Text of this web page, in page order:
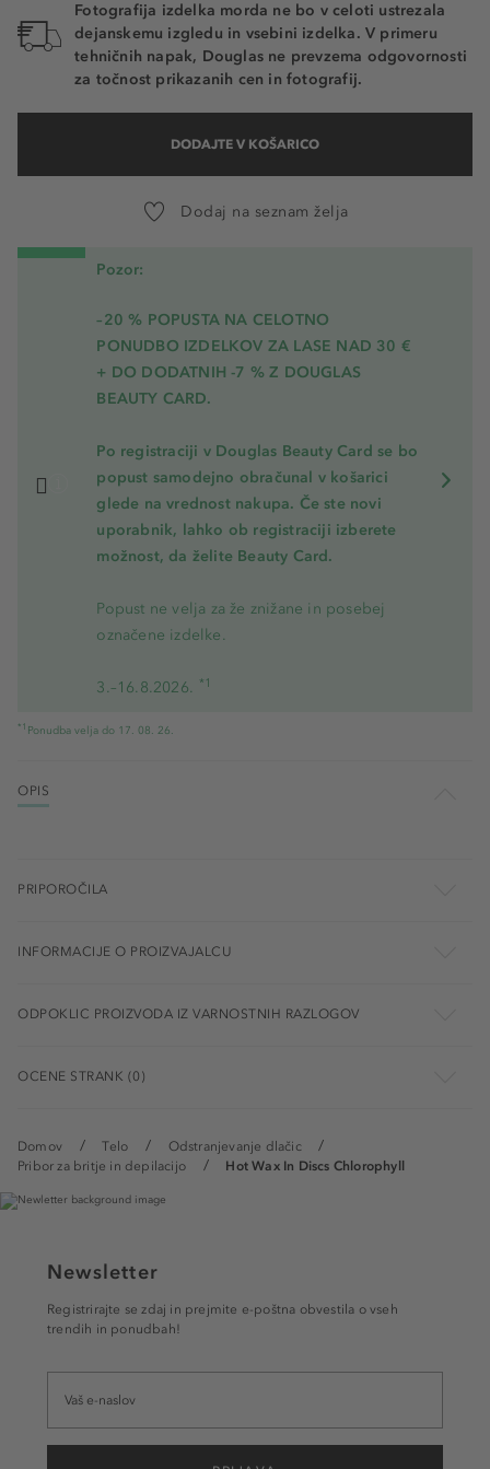
Domov Telo
Odstranjevanje dlačic
Pribor za britje in depilacijo
Hot Wax In Discs Chlorophyll
Fotografija izdelka morda ne bo v celoti ustrezala
dejanskemu izgledu in vsebini izdelka. V primeru
tehničnih napak, Douglas ne prevzema odgovornosti
za točnost prikazanih cen in fotografij.
DODAJTE V KOŠARICO
Dodaj na seznam želja
Pozor:
–20 % POPUSTA NA CELOTNO
PONUDBO IZDELKOV ZA LASE NAD 30 €
+ DO DODATNIH -7 % Z DOUGLAS
BEAUTY CARD.
Po registraciji v Douglas Beauty Card se bo
popust samodejno obračunal v košarici
glede na vrednost nakupa. Če ste novi
uporabnik, lahko ob registraciji izberete
možnost, da želite Beauty Card.
Popust ne velja za že znižane in posebej
označene izdelke.
3.–16.8.2026. *1
*1 Ponudba velja do 17. 08. 26.
OPIS
PRIPOROČILA
INFORMACIJE O PROIZVAJALCU
ODPOKLIC PROIZVODA IZ VARNOSTNIH RAZLOGOV
OCENE STRANK (0)
Newsletter
Registrirajte se zdaj in prejmite e-poštna obvestila o vseh
trendih in ponudbah!